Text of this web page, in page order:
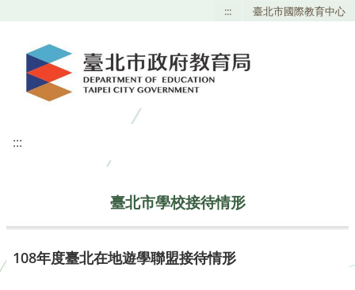
::: 臺北市國際教育中心
:::
臺北市學校接待情形
108年度臺北在地遊學聯盟接待情形